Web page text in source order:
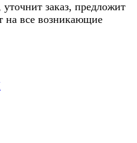
заказ, предложит
на все возникающие